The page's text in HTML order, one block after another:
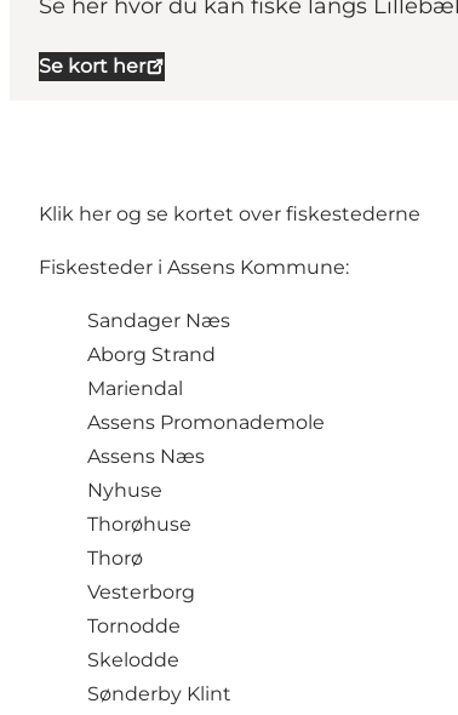
Se her hvor du kan fiske langs
Se kort her
Klik her og se kortet over fiskestederne
Fiskesteder i Assens Kommune:
Sandager Næs
Aborg Strand
Mariendal
Assens Promonademole
Assens Næs
Nyhuse
Thorøhuse
Thorø
Vesterborg
Tornodde
Skelodde
Sønderby Klint